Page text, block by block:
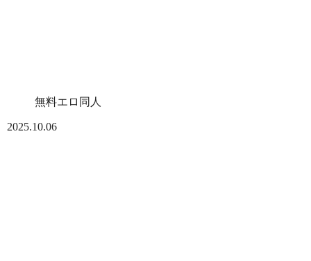
無料エロ同人
2025.10.06